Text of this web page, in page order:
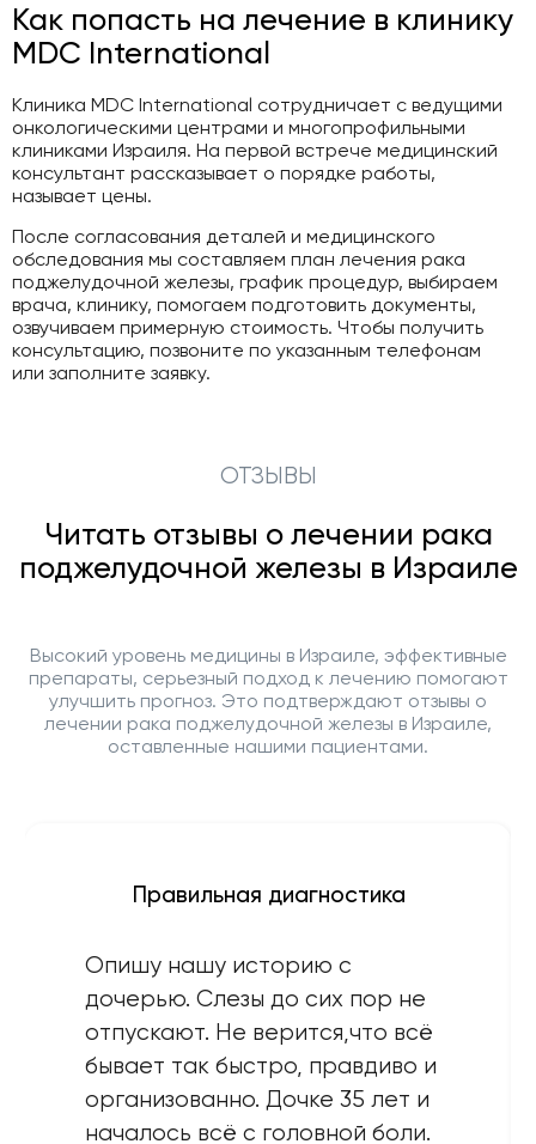
Как попасть на лечение в клинику
MDC International
Клиника MDC International сотрудничает с ведущими
онкологическими центрами и многопрофильными
клиниками Израиля. На первой встрече медицинский
консультант рассказывает о порядке работы,
называет цены.
После согласования деталей и медицинского
обследования мы составляем план лечения рака
поджелудочной железы, график процедур, выбираем
врача, клинику, помогаем подготовить документы,
озвучиваем примерную стоимость. Чтобы получить
консультацию, позвоните по указанным телефонам
или заполните заявку.
ОТЗЫВЫ
Читать отзывы о лечении рака
поджелудочной железы в Израиле
Высокий уровень медицины в Израиле, эффективные
препараты, серьезный подход к лечению помогают
улучшить прогноз. Это подтверждают отзывы о
лечении рака поджелудочной железы в Израиле,
оставленные нашими пациентами.
Правильная диагностика
Опишу нашу историю с
дочерью. Слезы до сих пор не
отпускают. Не верится,что всё
бывает так быстро, правдиво и
организованно. Дочке 35 лет и
началось всё с головной боли.